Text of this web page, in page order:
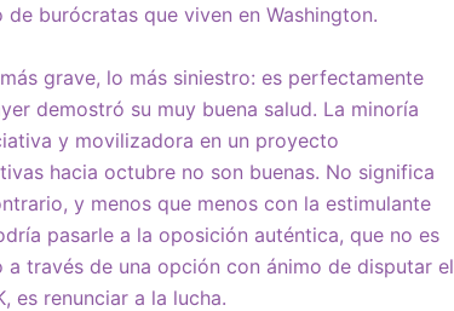
burócratas que viven en Washington.
grave, lo más siniestro: es perfectamente
demostró su muy buena salud. La minoría
y movilizadora en un proyecto
hacia octubre no son buenas. No significa
y menos que menos con la estimulante
pasarle a la oposición auténtica, que no es
través de una opción con ánimo de disputar el
es renunciar a la lucha.